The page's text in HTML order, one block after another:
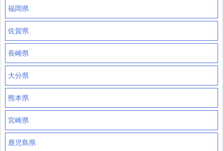
福岡県
佐賀県
長崎県
大分県
熊本県
宮崎県
鹿児島県